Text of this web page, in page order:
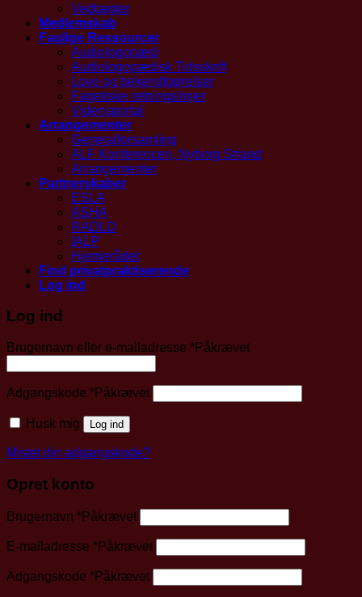
Vedtægter
Medlemskab
Faglige Ressourcer
Audiologopædi
Audiologopædisk Tidsskrift
Love og bekendtgørelser
Fagetiske retningslinjer
Vidensportal
Arrangementer
Generalforsamling
ALF Konferencen, Nyborg Strand
Arrangementer
Partnerskaber
ESLA
ASHA
RADLD
IALP
Hjernerådet
Find privatpraktiserende
Log ind
Log ind
Brugernavn eller e-mailadresse *Påkrævet
Adgangskode *Påkrævet
Husk mig Log ind
Mistet din adgangskode?
Opret konto
Brugernavn *Påkrævet
E-mailadresse *Påkrævet
Adgangskode *Påkrævet